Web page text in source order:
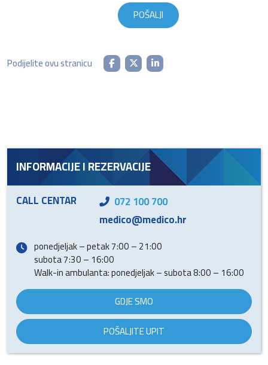
Podijelite ovu stranicu
INFORMACIJE I REZERVACIJE
CALL CENTAR
072 100 700
medico@medico.hr
ponedjeljak – petak 7:00 – 21:00
subota 7:30 – 16:00
Walk-in ambulanta: ponedjeljak – subota 8:00 – 16:00
GDJE SMO
POŠALJITE UPIT